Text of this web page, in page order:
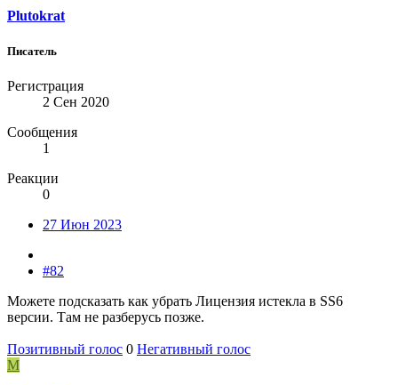
Plutokrat
Писатель
Регистрация
2 Сен 2020
Сообщения
1
Реакции
0
27 Июн 2023
#82
Можете подсказать как убрать Лицензия истекла в SS6
версии. Там не разберусь позже.
Позитивный голос 0 Негативный голос
M